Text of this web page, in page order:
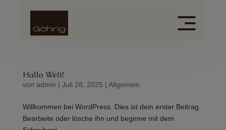
Hallo Welt!
von admin | Juli 28, 2025 | Allgemein
Willkommen bei WordPress. Dies ist dein erster Beitrag.
Bearbeite oder lösche ihn und beginne mit dem